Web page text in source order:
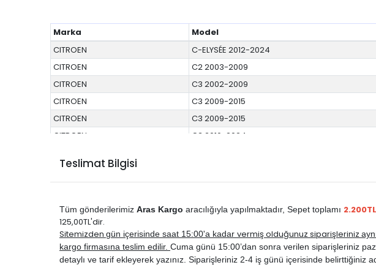
Marka Model
CITROEN
C-ELYSÉE 2012-2024
CITROEN
C2 2003-2009
CITROEN
C3 2002-2009
CITROEN
C3 2009-2015
CITROEN
C3 2009-2015
CITROEN
C3 2016-2024
CITROEN
CITROEN
XSARA 1998-2000
CITROEN
CITROEN
XSARA PİCASSO 2001-2006
DS
DS 3 2010-2017
Teslimat Bilgisi
Tüm gönderilerimiz Aras Kargo aracılığıyla yapılmaktadır, Sepet toplamı
125,00TL'dir.
Sitemizden gün içerisinde saat 15:00'a kadar vermiş olduğunuz siparişleriniz
kargo firmasına teslim edilir. Cuma günü 15:00’dan sonra verilen siparişleriniz
detaylı ve tarif ekleyerek yazınız. Siparişleriniz 2-4 iş günü içerisinde belirttiğiniz